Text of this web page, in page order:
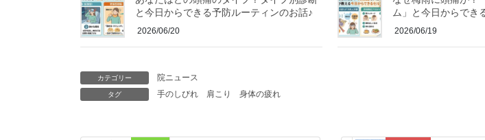
と今日からできる予防ルーティンのお話♪
2026/06/20
ム」と今日からでき
2026/06/19
カテゴリー 院ニュース
タグ 手のしびれ 肩こり 身体の疲れ